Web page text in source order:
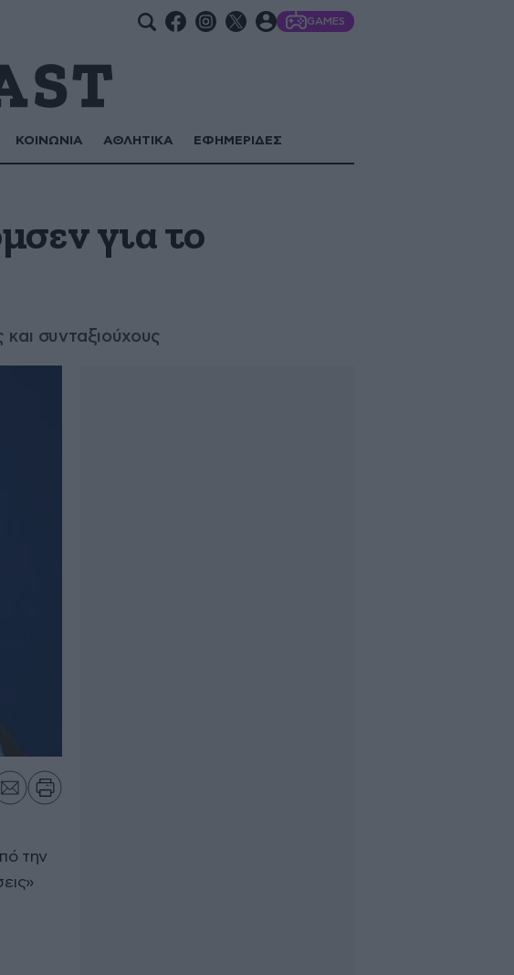
GAMES
ΚΟΙΝΩΝΙΑ ΑΘΛΗΤΙΚΑ ΕΦΗΜΕΡΙΔΕΣ
για το
και συνταξιούχους
την